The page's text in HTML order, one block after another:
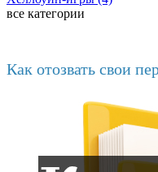
все категории
Как отозвать свои